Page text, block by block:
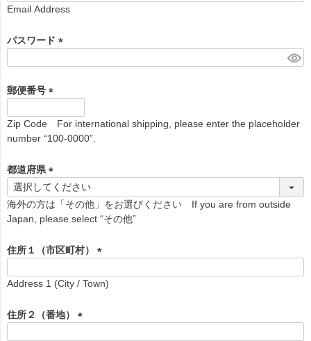
Email Address
パスワード
)
郵便番号
必
須
Zip Code For international shipping, please enter the placeholder
number “100-0000”.
都道府県
(
必
須
海外の方は「その他」をお選びください If you are from outside
Japan, please select “その他”
住所１（市区町村）
必
Address 1 (City / Town)
住所２（番地）